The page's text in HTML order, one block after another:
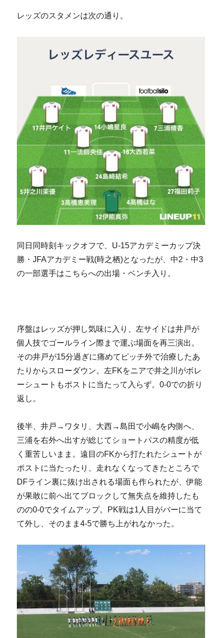
レッズのスタメンは次の通り。
同日同時刻キックオフで、U-15アカデミーカップ決
勝・JFAアカデミー戦(時之栖)となったが、中2・中3
の一部選手はこちらへの出場・ベンチ入り。
序盤はレッズが押し気味に入り、左サイドは井戸が
個人技でゴールライン際まで運ぶ場面を再三演出。
その井戸が15分過ぎに痛めてピッチ外で治療したあ
たりからスローダウン。左FKをニアで井之川がボレ
ーシュートもポストに当たって入らず。0-0での折り
返し。
後半、井戸→ワタリ、大西→島田で小嶋を内側へ、
三浦を右外へ出すが総じてショートパスの精度が低
く重苦しいまま。遠目のFKから打たれたシュートが
ポストに当たったり、走れなくなってきたところで
DFライン裏に抜け出される場面も作られたが、伊能
が果敢に前へ出てブロックして無失点を維持したも
のの0-0でタイムアップ。PK戦は1人目がバーに当て
て外し、そのまま4-5で勝ち上がれなかった。